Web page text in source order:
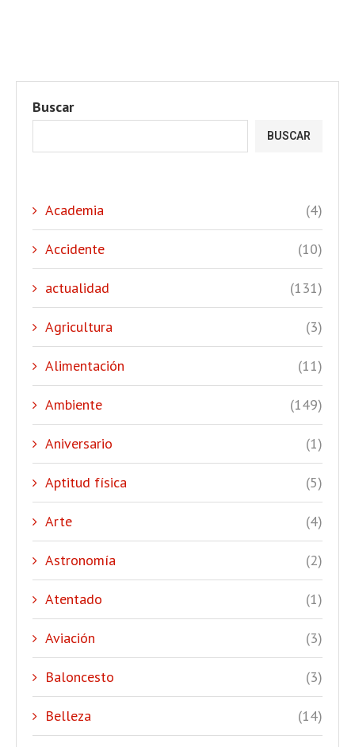
Buscar
BUSCAR
Academia (4)
Accidente (10)
actualidad (131)
Agricultura (3)
Alimentación (11)
Ambiente (149)
Aniversario (1)
Aptitud física (5)
Arte (4)
Astronomía (2)
Atentado (1)
Aviación (3)
Baloncesto (3)
Belleza (14)